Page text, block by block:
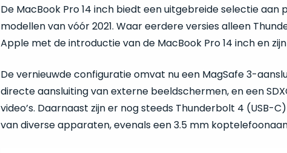
De MacBook Pro 14 inch biedt een uitgebreide selectie
modellen van vóór 2021. Waar eerdere versies alleen
Apple met de introductie van de MacBook Pro 14 inch en
De vernieuwde configuratie omvat nu een MagSafe 3-
directe aansluiting van externe beeldschermen, en een
video’s. Daarnaast zijn er nog steeds Thunderbolt 4
van diverse apparaten, evenals een 3.5 mm